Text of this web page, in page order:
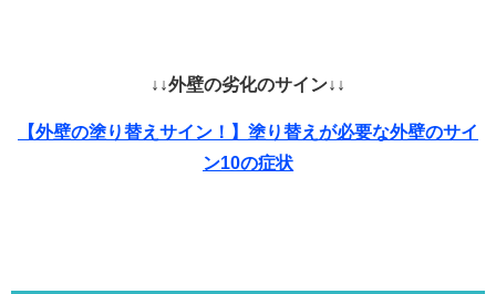
↓↓外壁の劣化のサイン↓↓
【外壁の塗り替えサイン！】塗り替えが必要な外壁のサイ
ン10の症状